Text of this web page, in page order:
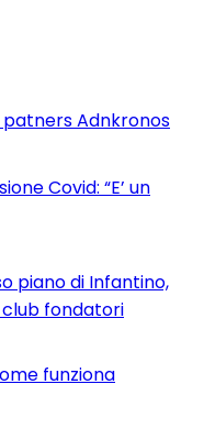
patners Adnkronos
Covid: “E’ un
piano di Infantino,
fondatori
funziona